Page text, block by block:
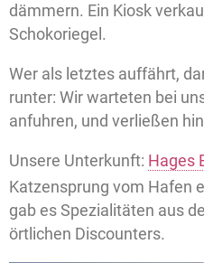
dämmern. Ein Kiosk
Schokoriegel.
Wer als letztes auffährt,
runter: Wir warteten bei
anfuhren, und verließen
Unsere Unterkunft: Hages
Katzensprung vom Hafen
gab es Spezialitäten aus
örtlichen Discounters.